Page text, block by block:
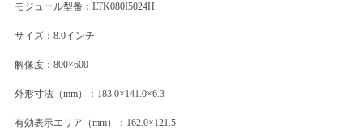
モジュール型番：LTK080I5024H
サイズ：8.0インチ
解像度：800×600
外形寸法（mm）：183.0×141.0×6.3
有効表示エリア（mm）：162.0×121.5